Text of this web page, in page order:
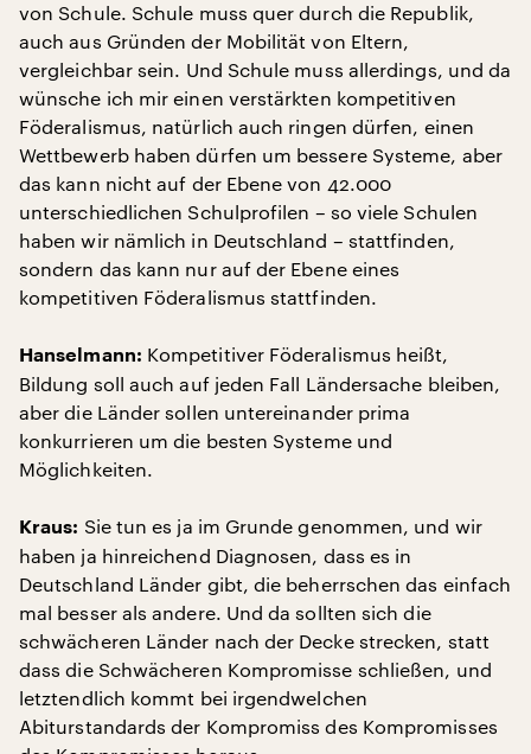
von Schule. Schule muss quer durch die Republik,
auch aus Gründen der Mobilität von Eltern,
vergleichbar sein. Und Schule muss allerdings, und da
wünsche ich mir einen verstärkten kompetitiven
Föderalismus, natürlich auch ringen dürfen, einen
Wettbewerb haben dürfen um bessere Systeme, aber
das kann nicht auf der Ebene von 42.000
unterschiedlichen Schulprofilen – so viele Schulen
haben wir nämlich in Deutschland – stattfinden,
sondern das kann nur auf der Ebene eines
kompetitiven Föderalismus stattfinden.
Hanselmann: Kompetitiver Föderalismus heißt,
Bildung soll auch auf jeden Fall Ländersache bleiben,
aber die Länder sollen untereinander prima
konkurrieren um die besten Systeme und
Möglichkeiten.
Kraus: Sie tun es ja im Grunde genommen, und wir
haben ja hinreichend Diagnosen, dass es in
Deutschland Länder gibt, die beherrschen das einfach
mal besser als andere. Und da sollten sich die
schwächeren Länder nach der Decke strecken, statt
dass die Schwächeren Kompromisse schließen, und
letztendlich kommt bei irgendwelchen
Abiturstandards der Kompromiss des Kompromisses